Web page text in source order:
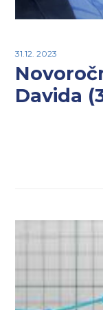
31.12. 2023
Davida